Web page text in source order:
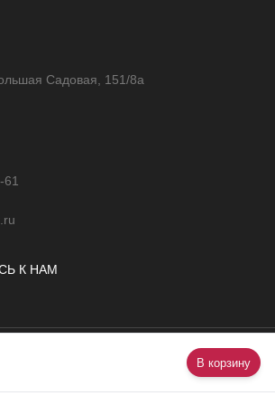
В корзину
Садовая, 151/8а
К НАМ
© All Rights Reserved.